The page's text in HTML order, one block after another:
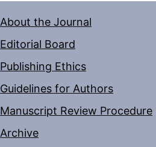
About the Journal
Editorial Board
Publishing Ethics
Guidelines for Authors
Manuscript Review Procedure
Archive